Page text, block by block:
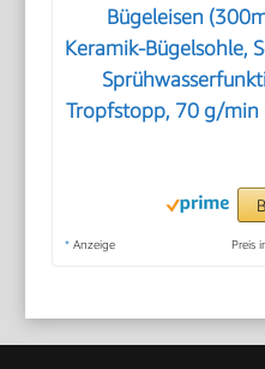
Bügeleisen
Keramik-Bügelsohle,
Tropfstopp, 70 g/
* Anzeige Preis